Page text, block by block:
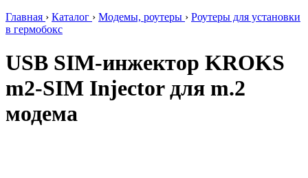
Главная › Каталог › Модемы, роутеры › Роутеры для установки
в гермобокс
USB SIM-инжектор KROKS
m2-SIM Injector для m.2
модема